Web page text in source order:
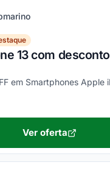
13 com
funcionou
Ver oferta